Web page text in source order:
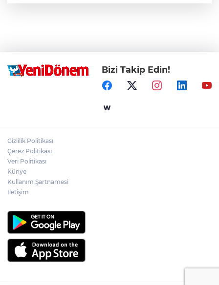
Bizi Takip Edin!
Gizlilik Politikası
Çerez Politikası
Veri Politikası
Künye
Kullanım Şartnamesi
İletişim